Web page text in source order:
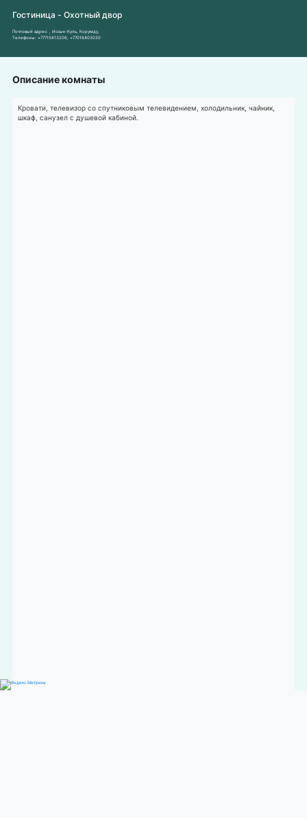
Гостиница - Охотный двор
Почтовый адрес:
, Иссык-Куль, Корумду,
Телефоны: +77715813206 +77016403030
Описание комнаты